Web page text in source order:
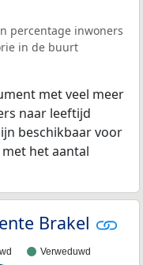
percentage inwoners
in de buurt
met veel meer
naar leeftijd
beschikbaar voor
het aantal
Brakel
Verweduwd